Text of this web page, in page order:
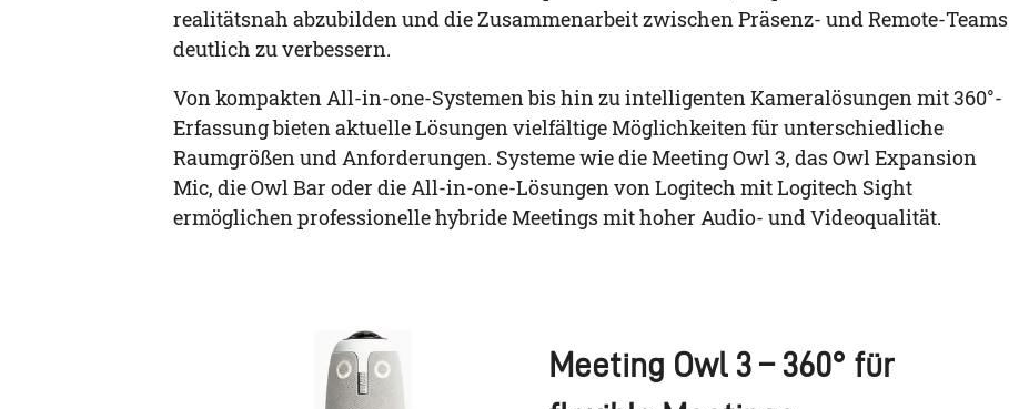
realitätsnah abzubilden und die Zusammenarbeit zwischen Präsenz- und Remote-Teams
deutlich zu verbessern.
Von kompakten All-in-one-Systemen bis hin zu intelligenten Kameralösungen mit 360°-
Erfassung bieten aktuelle Lösungen vielfältige Möglichkeiten für unterschiedliche
Raumgrößen und Anforderungen. Systeme wie die Meeting Owl 3, das Owl Expansion
Mic, die Owl Bar oder die All-in-one-Lösungen vonLogitech mit Logitech Sight
ermöglichen professionelle hybride Meetings mit hoher Audio- und Videoqualität.
Meeting Owl 3 – 360° für